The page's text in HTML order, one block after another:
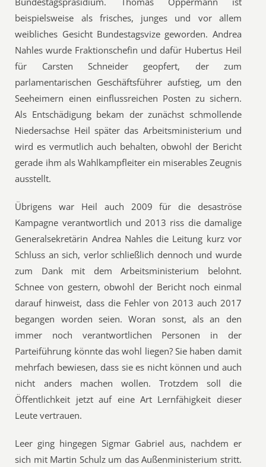
beispielsweise als frisches, junges und vor allem
weibliches Gesicht Bundestagsvize geworden. Andrea
Nahles wurde Fraktionschefin und dafür Hubertus Heil
für Carsten Schneider geopfert, der zum
parlamentarischen Geschäftsführer aufstieg, um den
Seeheimern einen einflussreichen Posten zu sichern.
Als Entschädigung bekam der zunächst schmollende
Niedersachse Heil später das Arbeitsministerium und
wird es vermutlich auch behalten, obwohl der Bericht
gerade ihm als Wahlkampfleiter ein miserables Zeugnis
ausstellt.
Übrigens war Heil auch 2009 für die desaströse
Kampagne verantwortlich und 2013 riss die damalige
Generalsekretärin Andrea Nahles die Leitung kurz vor
Schluss an sich, verlor schließlich dennoch und wurde
zum Dank mit dem Arbeitsministerium belohnt.
Schnee von gestern, obwohl der Bericht noch einmal
darauf hinweist, dass die Fehler von 2013 auch 2017
begangen worden seien. Woran sonst, als an den
immer noch verantwortlichen Personen in der
Parteiführung könnte das wohl liegen? Sie haben damit
mehrfach bewiesen, dass sie es nicht können und auch
nicht anders machen wollen. Trotzdem soll die
Öffentlichkeit jetzt auf eine Art Lernfähigkeit dieser
Leute vertrauen.
Leer ging hingegen Sigmar Gabriel aus, nachdem er
sich mit Martin Schulz um das Außenministerium stritt.